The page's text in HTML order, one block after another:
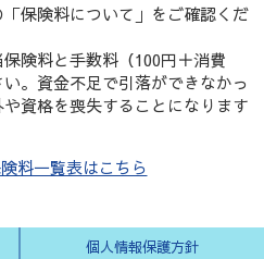
保険料について」をご確認くだ
険料と手数料（100円＋消費
。資金不足で引落ができなかっ
資格を喪失することになります
料一覧表はこちら
個人情報保護方針